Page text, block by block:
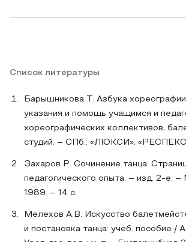
Список литературы
Барышникова Т. Азбука
указания и помощь учащимся и
хореографических коллективов,
студий. – СПб.: «ЛЮКСИ»,
Захаров Р. Сочинение танца.
педагогического опыта. – изд. 2-е. –
1989. – 14 с.
Мелехов А.В. Искусство
и постановка танца: учеб. пособие /